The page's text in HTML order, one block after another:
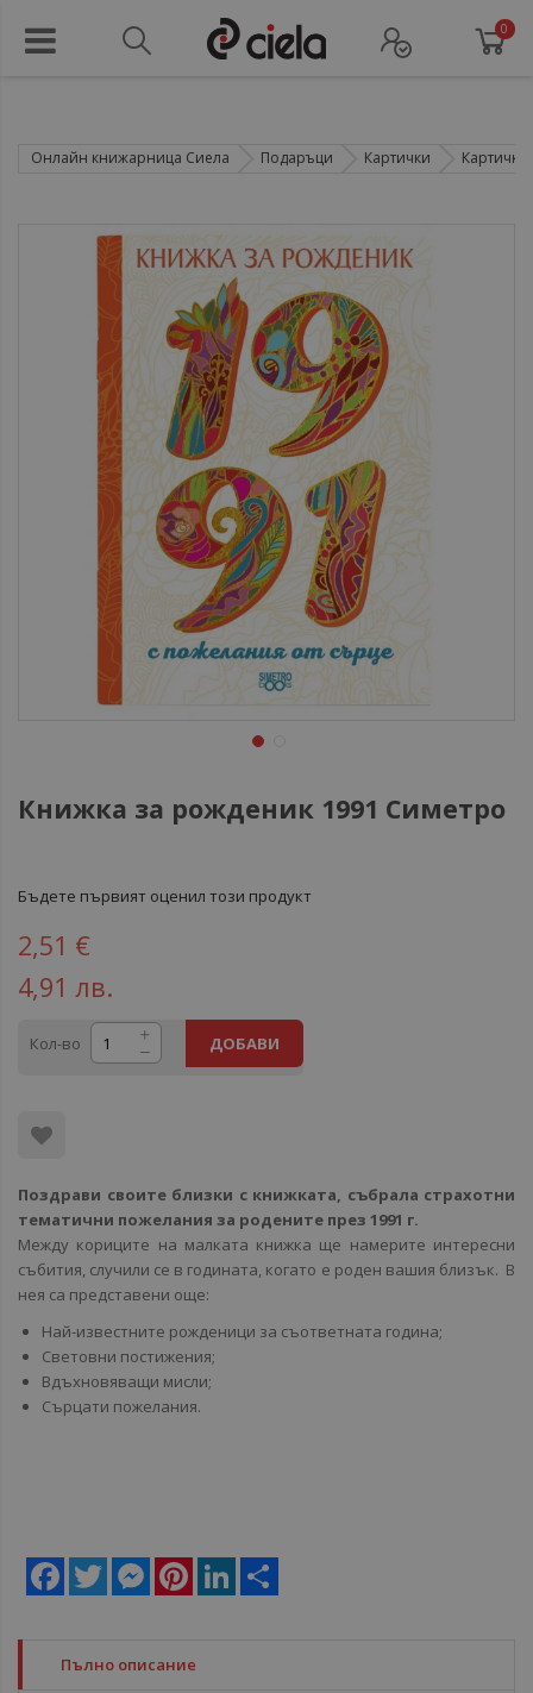
0
Онлайн книжарница Сиела Подаръци Картички
Книжка за рожденик 1991 Симетро
Бъдете първият оценил този продукт
2,51 €
4,91 лв.
Кол-во ДОБАВИ
Поздрави своите близки с книжката, събрала страхотни
тематични пожелания за родените през 1991 г.
Между кориците на малката книжка ще намерите интересни
събития, случили се в годината, когато е роден вашия близък. В
нея са представени още:
Най-известните рожденици за съответната година;
Световни постижения;
Вдъхновяващи мисли;
Сърцати пожелания.
Facebook
Twitter MessengerPinterestLinkedIn
Пълно описание